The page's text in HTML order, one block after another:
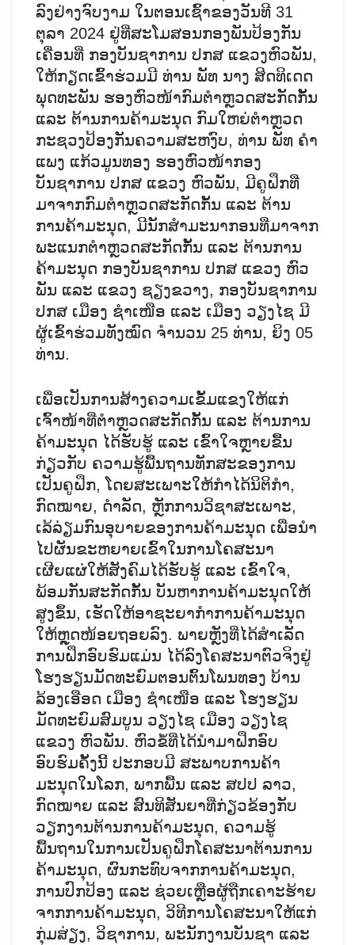
ລົງຢ່າງຈົບງາມ ໃນຕອນເຊົ້າຂອງວັນທີ 31
ຕຸລາ 2024 ຢູ່ທີ່ສະໂມສອນກອງພັນປ້ອງກັນ
ເຄື່ອນທີ່ ກອງບັນຊາການ ປກສ ແຂວງຫົວພັນ,
ໃຫ້ກຽດເຂົ້້າຮ່ວມມີ ທ່ານ ພັທ ນາງ ສິດທິເດດ
ພຸດທະພັນ ຮອງຫົວໜ້າກົມຕຳຫຼວດສະກັດກັ້ນ
ແລະ ຕ້ານການຄ້າມະນຸດ ກົມໃຫຍ່ຕຳຫຼວດ
ກະຊວງປ້ອງກັນຄວາມສະຫງົບ, ທ່ານ ພັທ ຄຳ
ແພງ ແກ້ວມູນທອງ ຮອງຫົວໜ້າກອງ
ບັນຊາການ ປກສ ແຂວງ ຫົວພັນ, ມີຄູຝຶກທີ່
ມາຈາກກົມຕໍາຫຼວດສະກັດກັ້ນ ແລະ ຕ້ານ
ການຄ້າມະນຸດ, ມີນັກສຳມະນາກອນທີ່ມາຈາກ
ພະແນກຕຳຫຼວດສະກັດກັ້ນ ແລະ ຕ້ານການ
ຄ້າມະນຸດ ກອງບັນຊາການ ປກສ ແຂວງ ຫົວ
ພັນ ແລະ ແຂວງ ຊຽງຂວາງ, ກອງບັນຊາການ
ປກສ ເມືອງ ຊໍາເໜືອ ແລະ ເມືອງ ວຽງໄຊ ມີ
ຜູ້ເຂົ້າຮ່ວມທັງໝົດ ຈໍານວນ 25 ທ່ານ, ຍິງ 05
ທ່ານ.
ເພື່ອເປັນການສ້າງຄວາມເຂັ້ມແຂງໃຫ້ແກ່
ເຈົ້າໜ້າທີ່ຕຳຫຼວດສະກັດກັ້ນ ແລະ ຕ້ານການ
ຄ້າມະນຸດ ໄດ້ຮັບຮູ້ ແລະ ເຂົ້າໃຈຫຼາຍຂື້ນ
ກ່ຽວກັບ ຄວາມຮູ້ພື້ນຖານທັກສະຂອງການ
ເປັນຄູຝຶກ, ໂດຍສະເພາະໃຫ້ກໍາໄດ້ນິຕິກໍາ,
ກົດໝາຍ, ດໍາລັດ, ຫຼັກການວິຊາສະເພາະ,
ເລ້ລ່ຽມກົນອຸບາຍຂອງການຄ້າມະນຸດ ເພື່ອນໍາ
ໄປຜັນຂະຫຍາຍເຂົ້າໃນການໂຄສະນາ
ເຜີຍແຜ່ໃຫ້ສັງຄົມໄດ້ຮັບຮູ້ ແລະ ເຂົ້າໃຈ,
ພ້ອມກັນສະກັດກັ້ນ ບັນຫາການຄ້າມະນຸດໃຫ້
ສູງຂຶ້ນ, ເຮັດໃຫ້ອາຊະຍາກໍາການຄ້າມະນຸດ
ໃຫ້ຫຼຸດໜ້ອຍຖອຍລົງ. ພາຍຫຼັງທີ່ໄດ້ສຳເລັດ
ການຝຶກອົບຮົມແມ່ນ ໄດ້ລົງໂຄສະນາຕົວຈິງຢູ່
ໂຮງຮຽນມັດທະຍົມຕອນຕົ້ນໂພນທອງ ບ້ານ
ລ້ອງເອືອດ ເມືອງ ຊໍາເໜືອ ແລະ ໂຮງຮຽນ
ມັດທະຍົມສົມບູນ ວຽງໄຊ ເມືອງ ວຽງໄຊ
ແຂວງ ຫົວພັນ. ຫົວຂໍ້ທີ່ໄດ້ນໍາມາຝຶກອົບ
ອົບຮົມຄັ້ງນີ້ ປະກອບມີ ສະພາບການຄ້າ
ມະນຸດໃນໂລກ, ພາກພື້ນ ແລະ ສປປ ລາວ,
ກົດໝາຍ ແລະ ສົນທິສັນຍາທີ່ກ່ຽວຂ້ອງກັບ
ວຽກງານຕ້ານການຄ້າມະນຸດ, ຄວາມຮູ້
ພື້ນຖານໃນການເປັນຄູຝຶກໂຄສະນາຕ້ານການ
ຄ້າມະນຸດ, ຜົນກະທົບຈາກການຄ້າມະນຸດ,
ການປົກປ້ອງ ແລະ ຊ່ວຍເຫຼືອຜູ້ຖືກເຄາະຮ້າຍ
ຈາກການຄ້າມະນຸດ, ວິທີການໂຄສະນາໃຫ້ແກ່
ກຸ່ມສ່ຽງ, ວິຊາການ, ພະນັກງານບັນຊາ ແລະ